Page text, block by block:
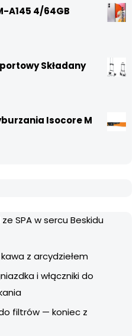
A145 4/64GB
Składany
Isocore M
SPA w sercu Beskidu
z arcydziełem
i włączniki do
filtrów — koniec z